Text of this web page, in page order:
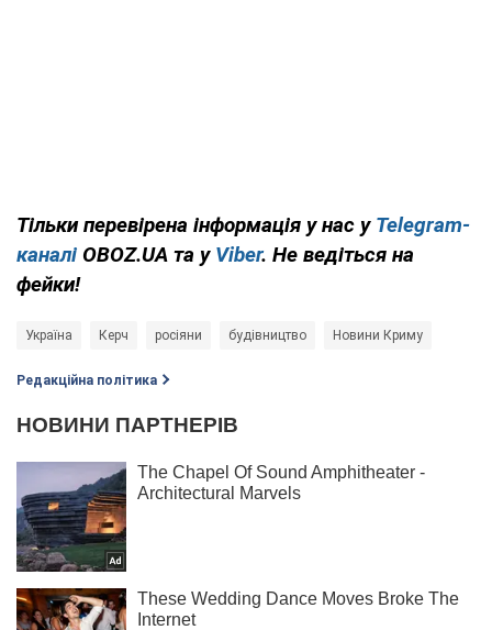
Тільки перевірена інформація у нас у Telegram-
каналі OBOZ.UA та у Viber. Не ведіться на
фейки!
Україна Керч росіяни будівництво Новини Криму
Редакційна політика